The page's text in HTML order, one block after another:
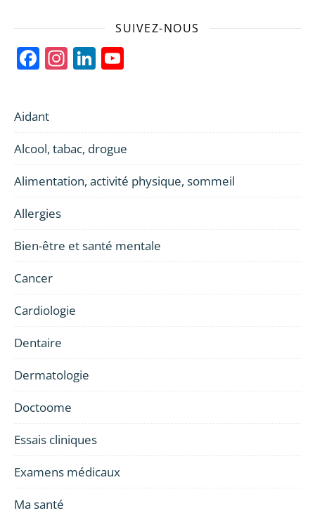
SUIVEZ-NOUS
Facebook
Instagram
LinkedIn
Aidant
Alcool, tabac, drogue
Alimentation, activité physique, sommeil
Allergies
Bien-être et santé mentale
Cancer
Cardiologie
Dentaire
Dermatologie
Doctoome
Essais cliniques
Examens médicaux
Ma santé